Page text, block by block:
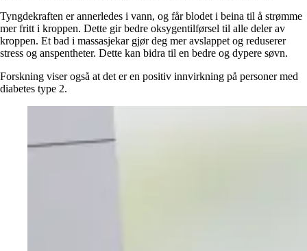
Tyngdekraften er annerledes i vann, og får blodet i beina til å strømme
mer fritt i kroppen. Dette gir bedre oksygentilførsel til alle deler av
kroppen. Et bad i massasjekar gjør deg mer avslappet og reduserer
stress og anspentheter. Dette kan bidra til en bedre og dypere søvn.
Forskning viser også at det er en positiv innvirkning på personer med
diabetes type 2.